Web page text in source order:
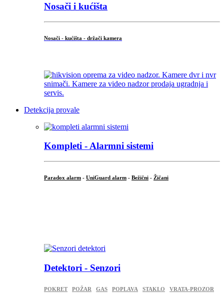
Nosači i kućišta
Nosači - kućišta - držači kamera
Detekcija provale
Kompleti - Alarmni sistemi
Paradox alarm - UniGuard alarm - Bežični - Žičani
Detektori - Senzori
POKRET POŽAR GAS POPLAVA STAKLO VRATA-PROZOR